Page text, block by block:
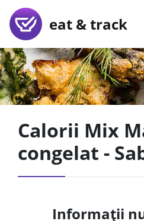
eat & track
Calorii Mix
congelat -
Informații